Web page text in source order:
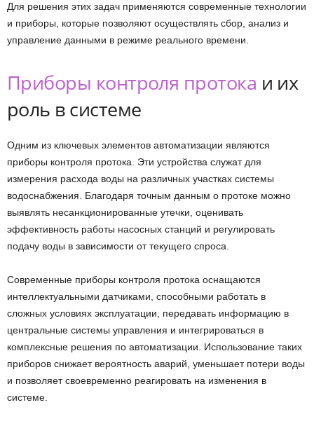
Для решения этих задач применяются современные технологии
и приборы, которые позволяют осуществлять сбор, анализ и
управление данными в режиме реального времени.
Приборы контроля протока и их
роль в системе
Одним из ключевых элементов автоматизации являются
приборы контроля протока. Эти устройства служат для
измерения расхода воды на различных участках системы
водоснабжения. Благодаря точным данным о протоке можно
выявлять несанкционированные утечки, оценивать
эффективность работы насосных станций и регулировать
подачу воды в зависимости от текущего спроса.
Современные приборы контроля протока оснащаются
интеллектуальными датчиками, способными работать в
сложных условиях эксплуатации, передавать информацию в
центральные системы управления и интегрироваться в
комплексные решения по автоматизации. Использование таких
приборов снижает вероятность аварий, уменьшает потери воды
и позволяет своевременно реагировать на изменения в
системе.